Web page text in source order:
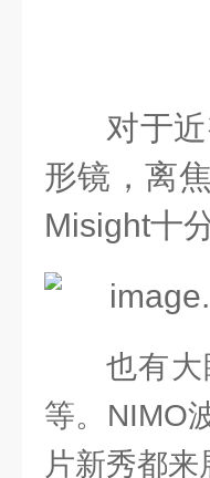
对于
形镜 ，离
Misight十
也有
等。NIMO
片新秀都来